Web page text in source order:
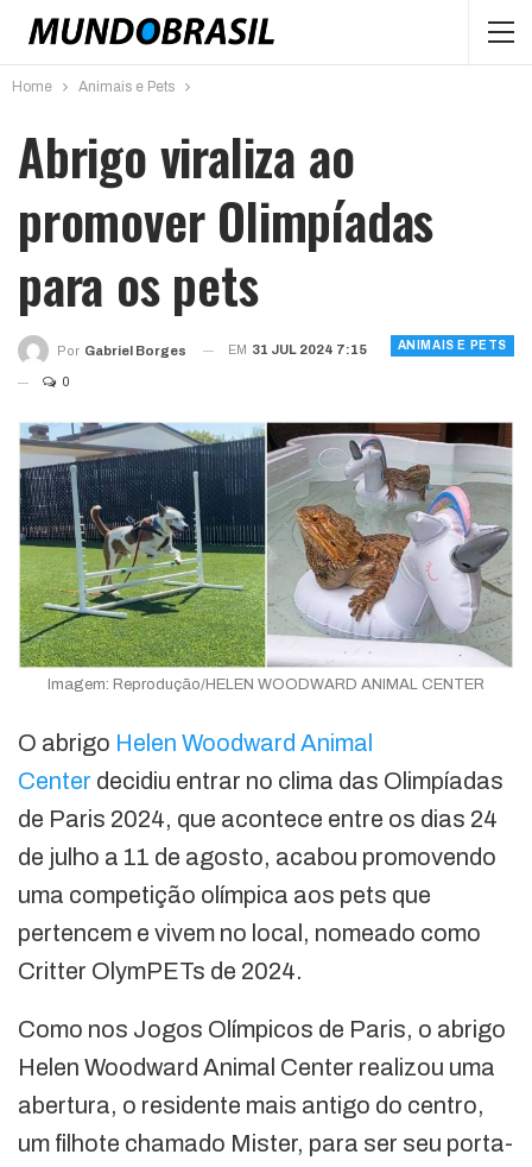
Home Animais e Pets
Abrigo viraliza ao
promover Olimpíadas
para os pets
ANIMAIS E PETS
Por Gabriel Borges EM 31 JUL 2024 7:15
0
Imagem: Reprodução/HELEN WOODWARD ANIMAL CENTER
O abrigo Helen Woodward Animal
Center decidiu entrar no clima das Olimpíadas
de Paris 2024, que acontece entre os dias 24
de julho a 11 de agosto, acabou promovendo
uma competição olímpica aos pets que
pertencem e vivem no local, nomeado como
Critter OlymPETs de 2024.
Como nos Jogos Olímpicos de Paris, o abrigo
Helen Woodward Animal Center realizou uma
abertura, o residente mais antigo do centro,
um filhote chamado Mister, para ser seu porta-